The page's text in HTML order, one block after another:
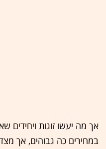
אך מה יעשו זוגות ויחידים
במחירים כה גבוהים, אך